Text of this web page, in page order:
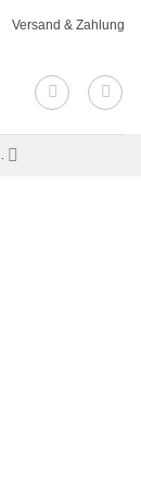
Versand & Zahlung